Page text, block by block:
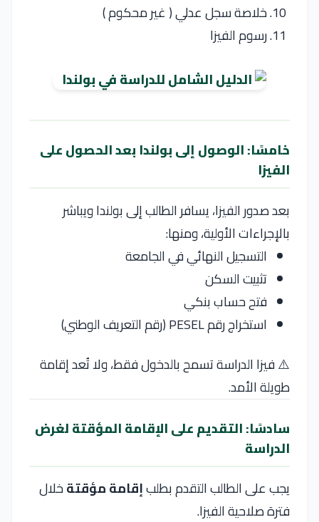
خلاصة سجل عدلي ( غير محكوم )
رسوم الفيزا
خامسًا: الوصول إلى بولندا بعد الحصول على
الفيزا
بعد صدور الفيزا، يسافر الطالب إلى بولندا ويباشر
بالإجراءات الأولية، ومنها:
التسجيل النهائي في الجامعة
تثبيت السكن
فتح حساب بنكي
استخراج رقم PESEL (رقم التعريف الوطني)
⚠️ فيزا الدراسة تسمح بالدخول فقط، ولا تُعد إقامة
طويلة الأمد.
سادسًا: التقديم على الإقامة المؤقتة لغرض
الدراسة
يجب على الطالب التقدم بطلبإقامة مؤقتةخلال
فترة صلاحية الفيزا.